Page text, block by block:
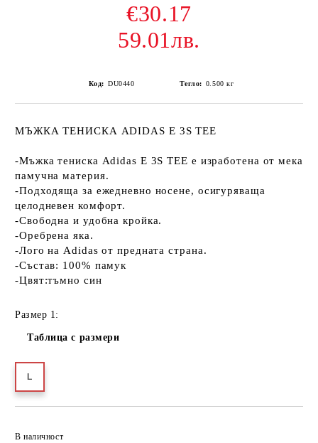
€30.17
59.01лв.
Код: DU0440 Тегло: 0.500 кг
МЪЖКА ТЕНИСКА ADIDAS E 3S TEE
-Мъжка тениска Adidas E 3S TEE е изработена от мека
памучна материя.
-Подходяща за ежедневно носене, осигуряваща
целодневен комфорт.
-Свободна и удобна кройка.
-Оребрена яка.
-Лого на Adidas от предната страна.
-Състав: 100% памук
-Цвят:тъмно син
Размер 1:
Таблица с размери
L
В наличност